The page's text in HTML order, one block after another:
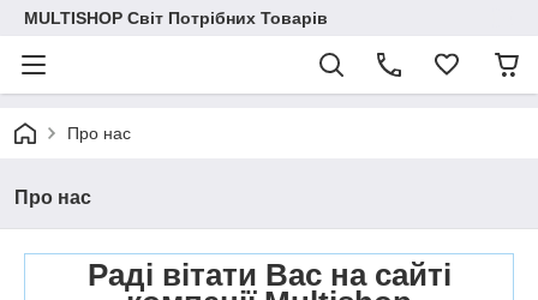
MULTISHOP Світ Потрібних Товарів
Про нас
Про нас
Раді вітати Вас на сайті